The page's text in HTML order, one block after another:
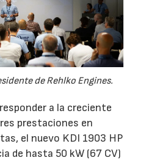
de Rehlko Engines.
a la creciente
prestaciones en
el nuevo KDI 1903 HP
de hasta 50 kW (67 CV)